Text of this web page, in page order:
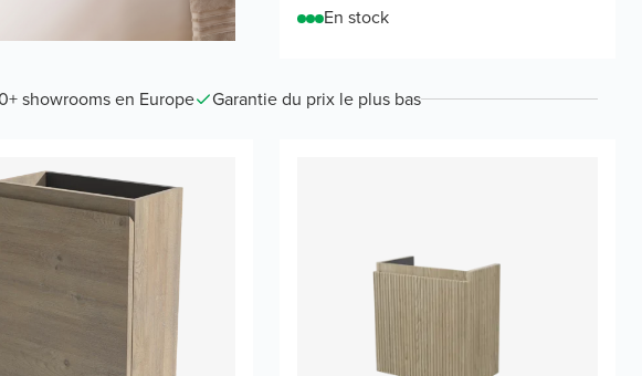
En stock
showrooms en Europe Garantie du prix le plus bas